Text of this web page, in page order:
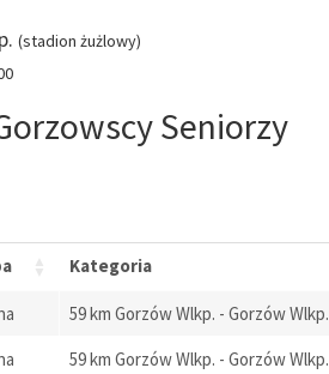
(stadion żużlowy)
Seniorzy
Kategoria
59 km Gorzów Wlkp. - Gorzów Wlkp.
59 km Gorzów Wlkp. - Gorzów Wlkp.